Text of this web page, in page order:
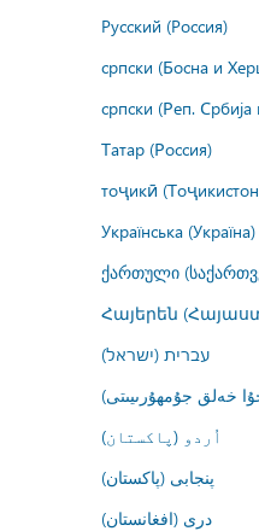
Русский (Россия)
српски (Босна и
српски (Реп.
Татар (Россия)
тоҷикӣ
Українська (Україна)
ქართული
Հայերեն
עברית (ישראל)
خەلق جۇمھۇرىيىتى)
اُردو (پاکستان)
پنجابی (پاکستان)
درى (افغانستان)